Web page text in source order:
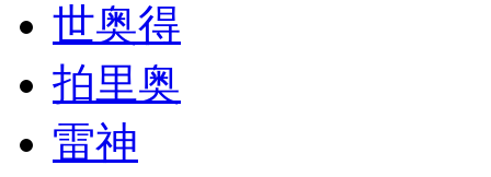
世奥得
拍里奥
雷神